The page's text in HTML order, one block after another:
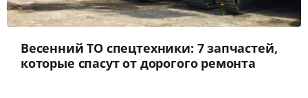
Весенний ТО спецтехники: 7 запчастей,
которые спасут от дорогого ремонта